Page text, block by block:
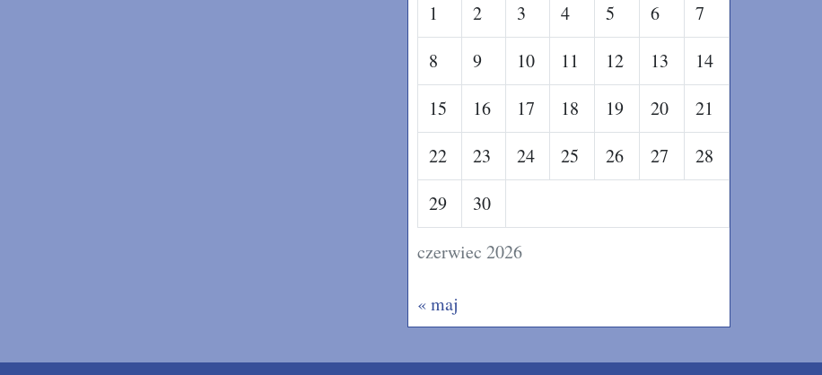
czerwiec 2026
1 2 3 4 5 6
7
8
9 10 11 12 13
14
15
16 17 18 19 20
21
22
23 24 25 26 27
28
29
30
« maj